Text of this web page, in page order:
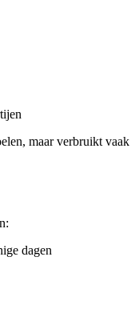
maar verbruikt
dagen